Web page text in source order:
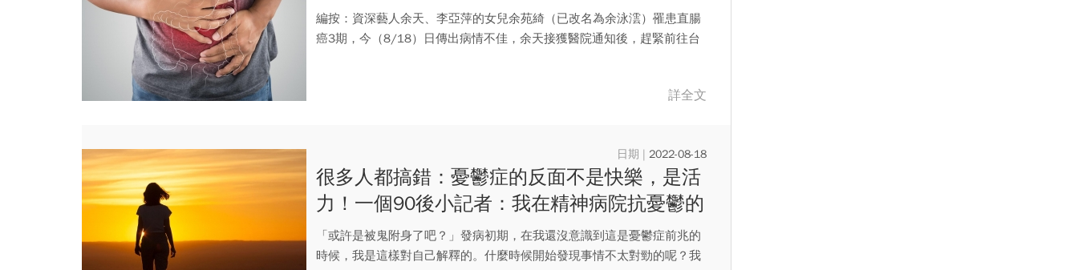
編按：資深藝人余天、李亞萍的女兒余苑綺（已改名為余泳澐）罹患直腸
癌3期，今（8/18）日傳出病情不佳，余天接獲醫院通知後，趕緊前往台
詳全文
2022-08-18
很多人都搞錯：憂鬱症的反面不是快樂，是活
力！一個90後小記者：我在精神病院抗憂鬱的
38天
「或許是被鬼附身了吧？」發病初期，在我還沒意識到這是憂鬱症前兆的
時候，我是這樣對自己解釋的。什麼時候開始發現事情不太對勁的呢？我